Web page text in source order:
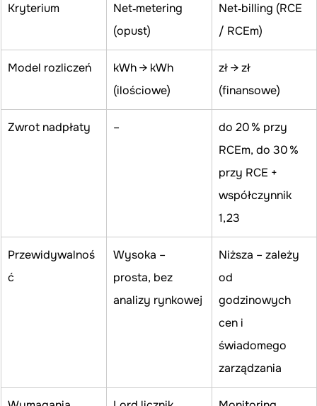
Kryterium
Net‑metering
(opust)
Net‑billing (RCE
/ RCEm)
Model rozliczeń
kWh → kWh
(ilościowe)
zł → zł
(finansowe)
Zwrot nadpłaty –
do 20 % przy
RCEm, do 30 %
przy RCE +
współczynnik
1,23
Przewidywalnoś
ć
Wysoka –
prosta, bez
analizy rynkowej
Niższa – zależy
od
godzinowych
cen i
świadomego
zarządzania